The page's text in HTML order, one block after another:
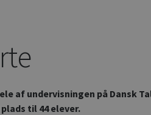
af undervisningen på Dansk
til 44 elever.